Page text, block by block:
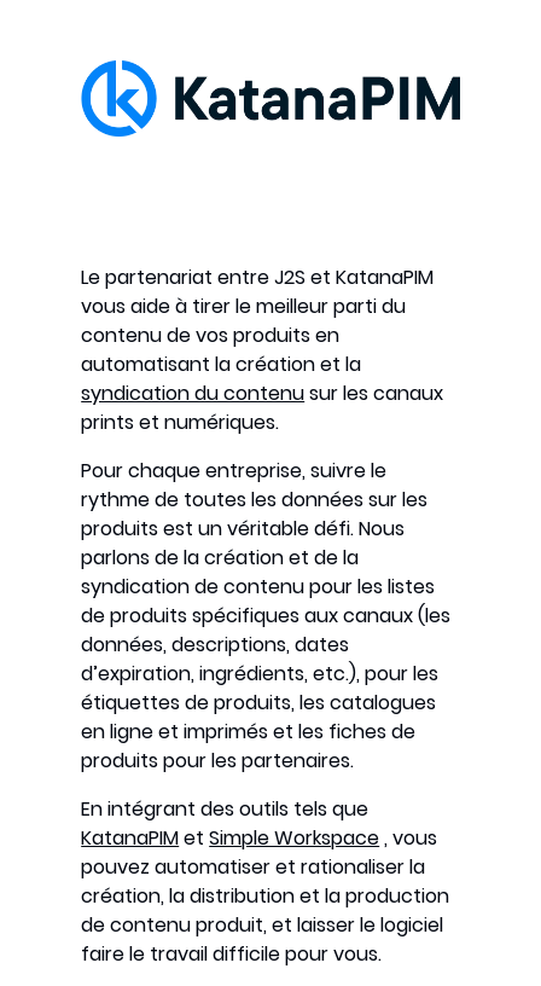
Le partenariat entre J2S et KatanaPIM
vous aide à tirer le meilleur parti du
contenu de vos produits en
automatisant la création et la
syndication du contenusur les canaux
prints et numériques.
Pour chaque entreprise, suivre le
rythme de toutes les données sur les
produits est un véritable défi. Nous
parlons de la création et de la
syndication de contenu pour les listes
de produits spécifiques aux canaux (les
données, descriptions, dates
d’expiration, ingrédients, etc.), pour les
étiquettes de produits, les catalogues
en ligne et imprimés et les fiches de
produits pour les partenaires.
En intégrant des outils tels que
KatanaPIMetSimple Workspace, vous
pouvez automatiser et rationaliser la
création, la distribution et la production
de contenu produit, et laisser le logiciel
faire le travail difficile pour vous.